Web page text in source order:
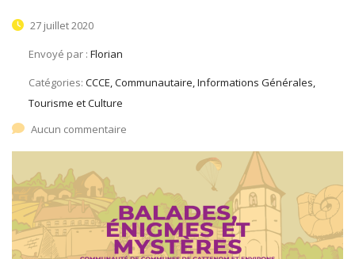
27 juillet 2020
Envoyé par : Florian
Catégories: CCCE, Communautaire, Informations Générales,
Tourisme et Culture
Aucun commentaire